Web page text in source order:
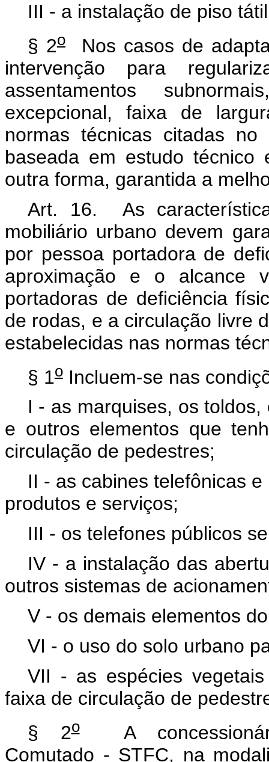
III - a instalação de piso
§ 2o
Nos casos de
intervenção para
assentamentos
excepcional, faixa de
normas técnicas citadas
baseada em estudo
outra forma, garantida a
Art. 16. As
mobiliário urbano devem
por pessoa portadora de
aproximação e o alcance
portadoras de deficiência
de rodas, e a circulação livre
estabelecidas nas normas
§ 1oIncluem-se nas
I - as marquises, os
e outros elementos que
circulação de pedestres;
II - as cabines telefônicas
produtos e serviços;
III - os telefones públicos
IV - a instalação das
outros sistemas de
V - os demais elementos
VI - o uso do solo urbano
VII - as espécies
faixa de circulação de
§ 2oA
Comutado - STFC, na